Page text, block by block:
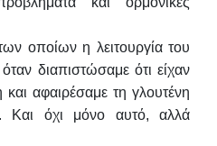
οποίων η λειτουργία του
διαπιστώσαμε ότι είχαν
και αφαιρέσαμε τη γλουτένη
Και όχι μόνο αυτό, αλλά